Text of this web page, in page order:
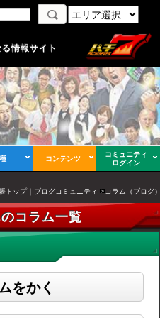
情報サイト
コンテンツ
コミュニティ
ログイン
トップ｜ブログコミュニティ コラム（ブログ
コラム一覧
をかく